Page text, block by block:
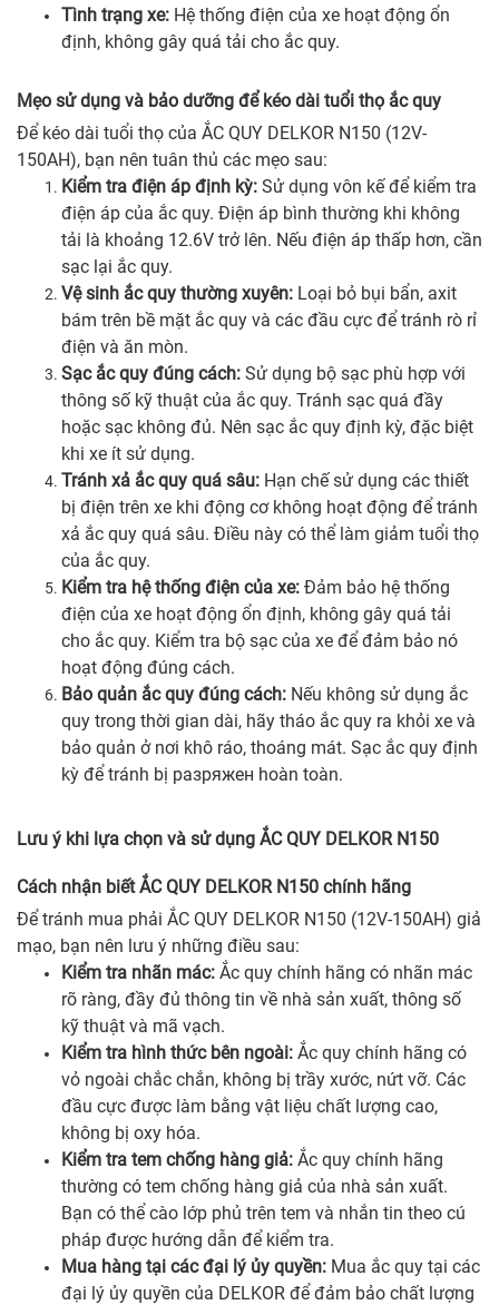
Tình trạng xe: Hệ thống điện của xe hoạt động ổn
định, không gây quá tải cho ắc quy.
Mẹo sử dụng và bảo dưỡng để kéo dài tuổi thọ ắc quy
Để kéo dài tuổi thọ của ẮC QUY DELKOR N150 (12V-
150AH), bạn nên tuân thủ các mẹo sau:
Kiểm tra điện áp định kỳ: Sử dụng vôn kế để kiểm tra
điện áp của ắc quy. Điện áp bình thường khi không
tải là khoảng 12.6V trở lên. Nếu điện áp thấp hơn, cần
sạc lại ắc quy.
Vệ sinh ắc quy thường xuyên: Loại bỏ bụi bẩn, axit
bám trên bề mặt ắc quy và các đầu cực để tránh rò rỉ
điện và ăn mòn.
Sạc ắc quy đúng cách: Sử dụng bộ sạc phù hợp với
thông số kỹ thuật của ắc quy. Tránh sạc quá đầy
hoặc sạc không đủ. Nên sạc ắc quy định kỳ, đặc biệt
khi xe ít sử dụng.
Tránh xả ắc quy quá sâu: Hạn chế sử dụng các thiết
bị điện trên xe khi động cơ không hoạt động để tránh
xả ắc quy quá sâu. Điều này có thể làm giảm tuổi thọ
của ắc quy.
Kiểm tra hệ thống điện của xe: Đảm bảo hệ thống
điện của xe hoạt động ổn định, không gây quá tải
cho ắc quy. Kiểm tra bộ sạc của xe để đảm bảo nó
hoạt động đúng cách.
Bảo quản ắc quy đúng cách: Nếu không sử dụng ắc
quy trong thời gian dài, hãy tháo ắc quy ra khỏi xe và
bảo quản ở nơi khô ráo, thoáng mát. Sạc ắc quy định
kỳ để tránh bị разряжен hoàn toàn.
Lưu ý khi lựa chọn và sử dụng ẮC QUY DELKOR N150
Cách nhận biết ẮC QUY DELKOR N150 chính hãng
Để tránh mua phải ẮC QUY DELKOR N150 (12V-150AH) giả
mạo, bạn nên lưu ý những điều sau:
Kiểm tra nhãn mác: Ắc quy chính hãng có nhãn mác
rõ ràng, đầy đủ thông tin về nhà sản xuất, thông số
kỹ thuật và mã vạch.
Kiểm tra hình thức bên ngoài: Ắc quy chính hãng có
vỏ ngoài chắc chắn, không bị trầy xước, nứt vỡ. Các
đầu cực được làm bằng vật liệu chất lượng cao,
không bị oxy hóa.
Kiểm tra tem chống hàng giả: Ắc quy chính hãng
thường có tem chống hàng giả của nhà sản xuất.
Bạn có thể cào lớp phủ trên tem và nhắn tin theo cú
pháp được hướng dẫn để kiểm tra.
Mua hàng tại các đại lý ủy quyền: Mua ắc quy tại các
đại lý ủy quyền của DELKOR để đảm bảo chất lượng